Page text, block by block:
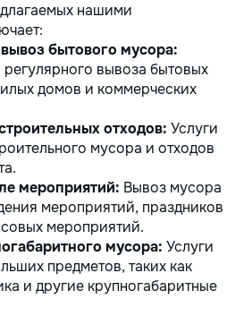
нашими
бытового мусора:
вывоза бытовых
домов и коммерческих
отходов: Услуги
мусора и отходов
мероприятий: Вывоз мусора
мероприятий, праздников
мероприятий.
мусора: Услуги
предметов, таких как
и другие крупногабаритные